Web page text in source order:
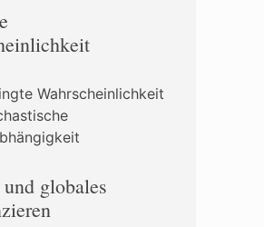
Wahrscheinlichkeit
globales